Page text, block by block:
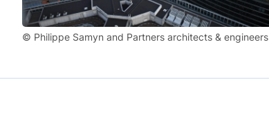
© Philippe Samyn and Partners architects & engineers